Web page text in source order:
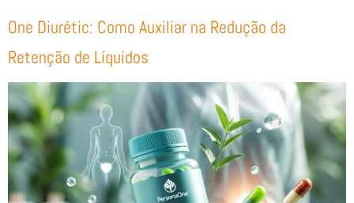
One Diurétic: Como Auxiliar na Redução da
Retenção de Líquidos